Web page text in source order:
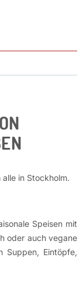
in Stockholm.
Speisen mit
oder auch vegane
Suppen, Eintöpfe,